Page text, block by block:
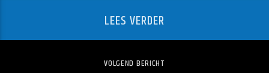
LEES VERDER
VOLGEND BERICHT